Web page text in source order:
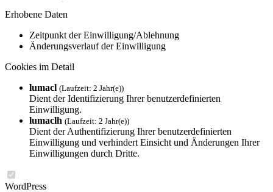
Erhobene Daten
Zeitpunkt der Einwilligung/Ablehnung
Änderungsverlauf der Einwilligung
Cookies im Detail
lumacl (Laufzeit: 2 Jahr(e))
Dient der Identifizierung Ihrer benutzerdefinierten
Einwilligung.
lumaclh (Laufzeit: 2 Jahr(e))
Dient der Authentifizierung Ihrer benutzerdefinierten
Einwilligung und verhindert Einsicht und Änderungen Ihrer
Einwilligungen durch Dritte.
WordPress